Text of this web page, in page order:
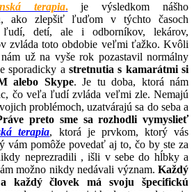
terapia.je výsledkom nášho
ako zlepšiť ľuďom v týchto časoch
ľudí, detí, ale i odborníkov, lekárov,
zvláda toto obdobie veľmi ťažko. Kvôli
už na vyše rok pozastavil normálny
sporadicky a stretnutia s kamarátmi si
alebo Skype. Je tu doba, ktorá nám
čo veľa ľudí zvláda veľmi zle. Nemajú
problémoch, uzatvárajú sa do seba a
preto sme sa rozhodli vymyslieť
terapia, ktorá je prvkom, ktorý vás
vám pomôže povedať aj to, čo by ste za
neprezradili , išli v sebe do hĺbky a
možno nikdy nedávali význam. Každý
každý človek má svoju špecifickú